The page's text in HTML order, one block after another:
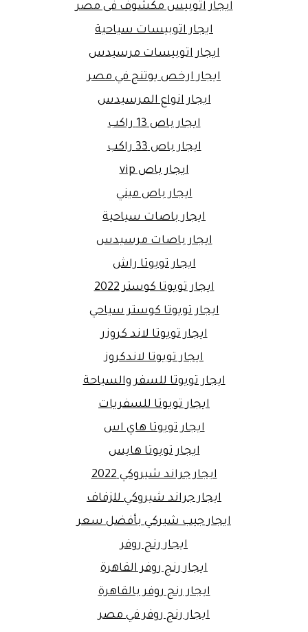
ايجار اتوبيس مكشوف فى مصر
ايجار اتوبيسات سياحية
ايجار اتوبيسات مرسيدس
ايجار ارخص يوتنج في مصر
ايجار انواع المرسيدس
ايجار باص 13 راكب
ايجار باص 33 راكب
ايجار باص vip
ايجار باص ميني
ايجار باصات سياحية
ايجار باصات مرسيدس
ايجار تويوتا راش
ايجار تويوتا كوستر 2022
ايجار تويوتا كوستر سياحي
ايجار تويوتا لاند كروزر
ايجار تويوتا لاندكروز
ايجار تويوتا للسفر والسياحة
ايجار تويوتا للسفريات
ايجار تويوتا هاي اس
ايجار تويوتا هايس
ايجار جراند شيروكي 2022
ايجار جراند شيروكي للزفاف
ايجار جيب شيركي بأفضل سعر
ايجار رنج روفر
ايجار رنج روفر القاهرة
ايجار رنج روفر بالقاهرة
ايجار رنج روفر في مصر